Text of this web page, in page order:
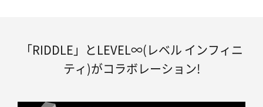
「RIDDLE」とLEVEL∞(レベル インフィニ
ティ)がコラボレーション!